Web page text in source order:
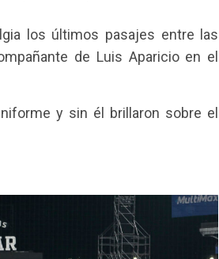
los últimos pasajes entre las
de Luis Aparicio en el
y sin él brillaron sobre el